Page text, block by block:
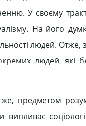
У своєму
На його
людей. Отже,
людей, які
предметом